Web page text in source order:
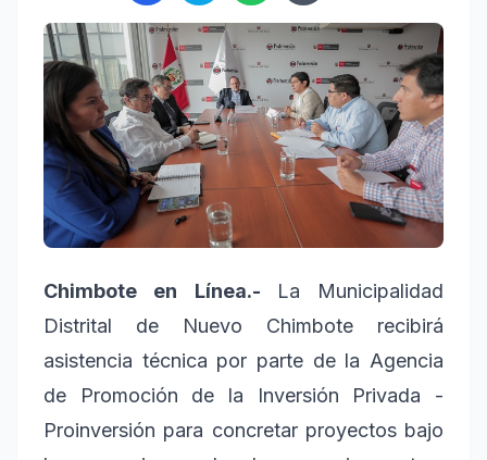
Chimbote en Línea.-
La Municipalidad
Distrital de Nuevo Chimbote recibirá
asistencia técnica por parte de la Agencia
de Promoción de la Inversión Privada -
Proinversión para concretar proyectos bajo